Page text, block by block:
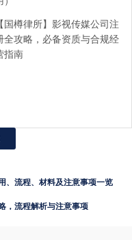
【国樽律所】影视传媒公司注
全攻略，必备资质与合规经
指南
、流程、材料及注意事项一览
，流程解析与注意事项